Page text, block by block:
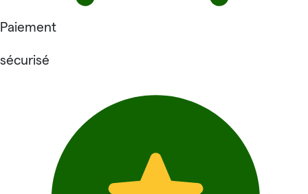
Paiement
sécurisé